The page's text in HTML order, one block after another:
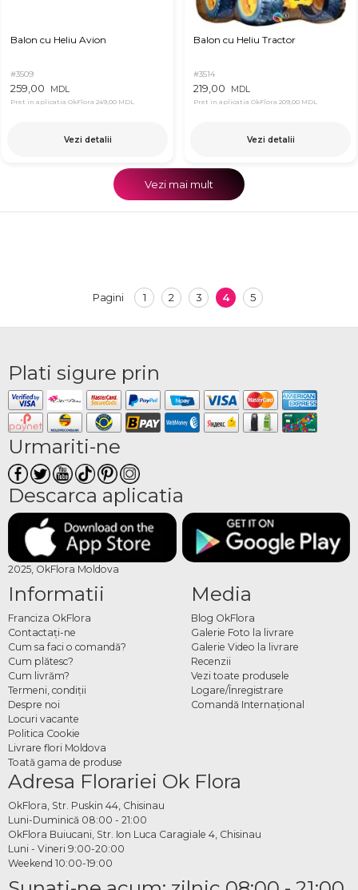
Balon cu Heliu Avion
#3509
259,00 MDL
Pret in aplicatia OkFlora 249,00 MDL
Vezi detalii
Balon cu Heliu Tractor
#3514
219,00 MDL
Pret in aplicatia OkFlora 209,00 MDL
Vezi detalii
Vezi mai mult
Pagini 1 2 3 4 5
Plati sigure prin
Urmariti-ne
Descarca aplicatia
2025, OkFlora Moldova
Informatii
Franciza OkFlora
Contactaţi-ne
Cum sa faci o comandă?
Cum plătesc?
Cum livrăm?
Termeni, condiţii
Despre noi
Locuri vacante
Politica Cookie
Livrare flori Moldova
Toată gama de produse
Media
Blog OkFlora
Galerie Foto la livrare
Galerie Video la livrare
Recenzii
Vezi toate produsele
Logare/Înregistrare
Comandă Internațional
Adresa Florariei Ok Flora
OkFlora, Str. Puskin 44, Chisinau
Luni-Duminică 08:00 - 21:00
OkFlora Buiucani, Str. Ion Luca Caragiale 4, Chisinau
Luni - Vineri 9:00-20:00
Weekend 10:00-19:00